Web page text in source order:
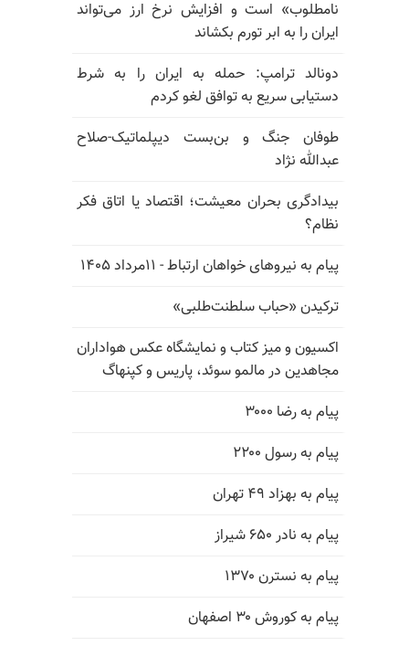
نامطلوب» است و افزایش نرخ ارز می‌تواند
ایران را به ابر تورم بکشاند
دونالد ترامپ: حمله به ایران را به شرط
دستیابی سریع به توافق لغو کردم
طوفان جنگ و بن‌بست دیپلماتیک-صلاح
عبدالله نژاد
بیدادگری بحران معیشت؛ اقتصاد یا اتاق فکر
نظام؟
پیام به نیروهای خواهان ارتباط - ۱۱مرداد ۱۴۰۵
ترکیدن «حباب سلطنت‌طلبی»
اکسیون و میز کتاب و نمایشگاه عکس هواداران
مجاهدین در مالمو سوئد، پاریس و کپنهاگ
پیام به رضا ۳۰۰۰
پیام به رسول ۲۲۰۰
پیام به بهزاد ۴۹ تهران
پیام به نادر ۶۵۰ شیراز
پیام به نسترن ۱۳۷۰
پیام به کوروش ۳۰ اصفهان